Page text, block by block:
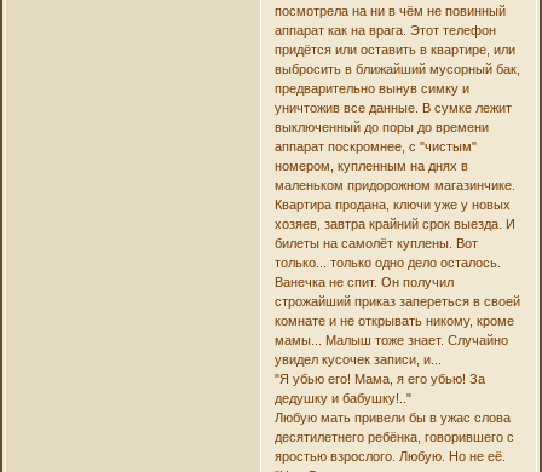
посмотрела на ни в чём не повинный
аппарат как на врага. Этот телефон
придётся или оставить в квартире, или
выбросить в ближайший мусорный бак,
предварительно вынув симку и
уничтожив все данные. В сумке лежит
выключенный до поры до времени
аппарат поскромнее, с "чистым"
номером, купленным на днях в
маленьком придорожном магазинчике.
Квартира продана, ключи уже у новых
хозяев, завтра крайний срок выезда. И
билеты на самолёт куплены. Вот
только... только одно дело осталось.
Ванечка не спит. Он получил
строжайший приказ запереться в своей
комнате и не открывать никому, кроме
мамы... Малыш тоже знает. Случайно
увидел кусочек записи, и...
"Я убью его! Мама, я его убью! За
дедушку и бабушку!.."
Любую мать привели бы в ужас слова
десятилетнего ребёнка, говорившего с
яростью взрослого. Любую. Но не её.